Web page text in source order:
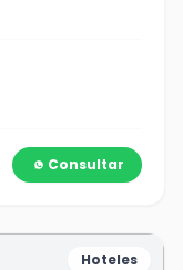
Consultar
Hoteles